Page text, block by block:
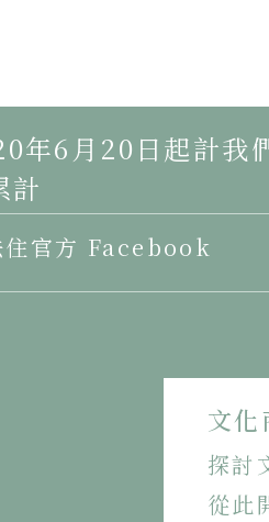
實踐理性〉
年6月20日起計我
計
住官方 Facebook
文化
探討
從此